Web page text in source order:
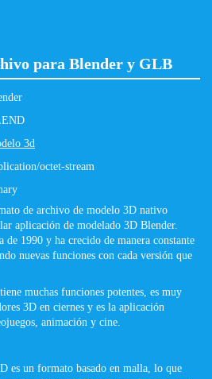
para Blender y GLB
3d
octet-stream
de archivo de modelo 3D nativo
aplicación de modelado 3D Blender.
de 1990 y ha crecido de manera constante
nuevas funciones con cada versión que
muchas funciones potentes, es muy
3D en ciernes y es la aplicación
animación y cine.
es un formato basado en malla, lo que